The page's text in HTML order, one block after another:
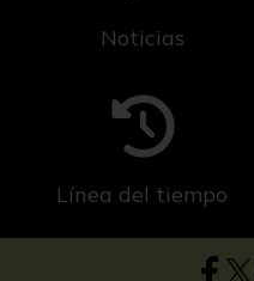
Noticias
Línea del tiempo